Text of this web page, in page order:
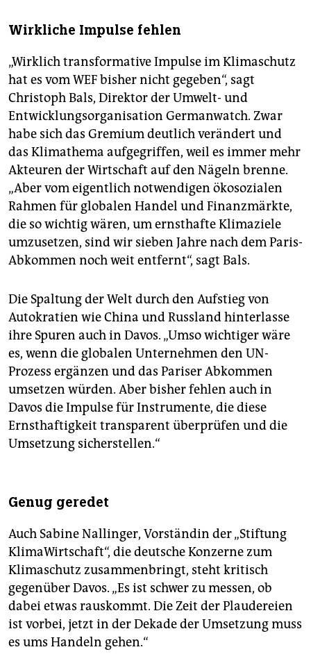
Wirkliche Impulse fehlen
„Wirklich transformative Impulse im Klimaschutz
hat es vom WEF bisher nicht gegeben“, sagt
Christoph Bals, Direktor der Umwelt- und
Entwicklungsorganisation Germanwatch. Zwar
habe sich das Gremium deutlich verändert und
das Klimathema aufgegriffen, weil es immer mehr
Akteuren der Wirtschaft auf den Nägeln brenne.
„Aber vom eigentlich notwendigen ökosozialen
Rahmen für globalen Handel und Finanzmärkte,
die so wichtig wären, um ernsthafte Klimaziele
umzusetzen, sind wir sieben Jahre nach dem Paris-
Abkommen noch weit entfernt“, sagt Bals.
Die Spaltung der Welt durch den Aufstieg von
Autokratien wie China und Russland hinterlasse
ihre Spuren auch in Davos. „Umso wichtiger wäre
es, wenn die globalen Unternehmen den UN-
Prozess ergänzen und das Pariser Abkommen
umsetzen würden. Aber bisher fehlen auch in
Davos die Impulse für Instrumente, die diese
Ernsthaftigkeit transparent überprüfen und die
Umsetzung sicherstellen.“
Genug geredet
Auch Sabine Nallinger, Vorständin der „Stiftung
KlimaWirtschaft“, die deutsche Konzerne zum
Klimaschutz zusammenbringt, steht kritisch
gegenüber Davos. „Es ist schwer zu messen, ob
dabei etwas rauskommt. Die Zeit der Plaudereien
ist vorbei, jetzt in der Dekade der Umsetzung muss
es ums Handeln gehen.“